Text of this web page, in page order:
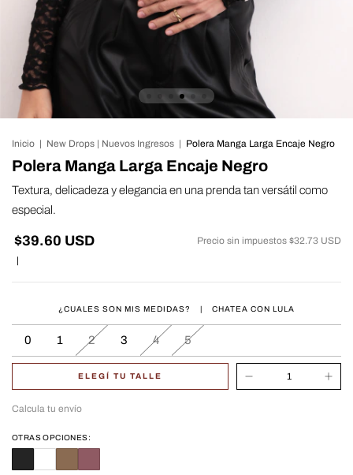
Inicio | New Drops | Nuevos Ingresos | Polera Manga Larga Encaje Negro
Polera Manga Larga Encaje Negro
Textura, delicadeza y elegancia en una prenda tan versátil como
especial.
$39.60 USD Precio sin impuestos $32.73 USD
|
0 1 2 3 4 5
¿CUALES SON MIS MEDIDAS? | CHATEA CON LULA
ELEGÍ TU TALLE
Calcula tu envío
OTRAS OPCIONES: